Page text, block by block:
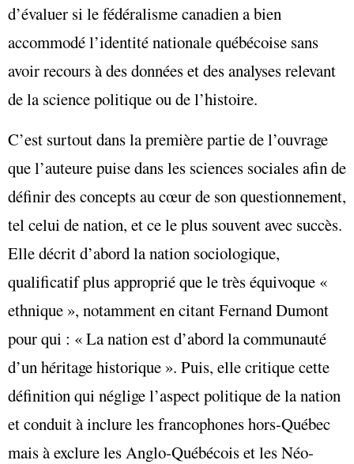
d’évaluer si le fédéralisme canadien a bien
accommodé l’identité nationale québécoise sans
avoir recours à des données et des analyses relevant
de la science politique ou de l’histoire.
C’est surtout dans la première partie de l’ouvrage
que l’auteure puise dans les sciences sociales afin de
définir des concepts au cœur de son questionnement,
tel celui de nation, et ce le plus souvent avec succès.
Elle décrit d’abord la nation sociologique,
qualificatif plus approprié que le très équivoque «
ethnique », notamment en citant Fernand Dumont
pour qui : « La nation est d’abord la communauté
d’un héritage historique ». Puis, elle critique cette
définition qui néglige l’aspect politique de la nation
et conduit à inclure les francophones hors-Québec
mais à exclure les Anglo-Québécois et les Néo-